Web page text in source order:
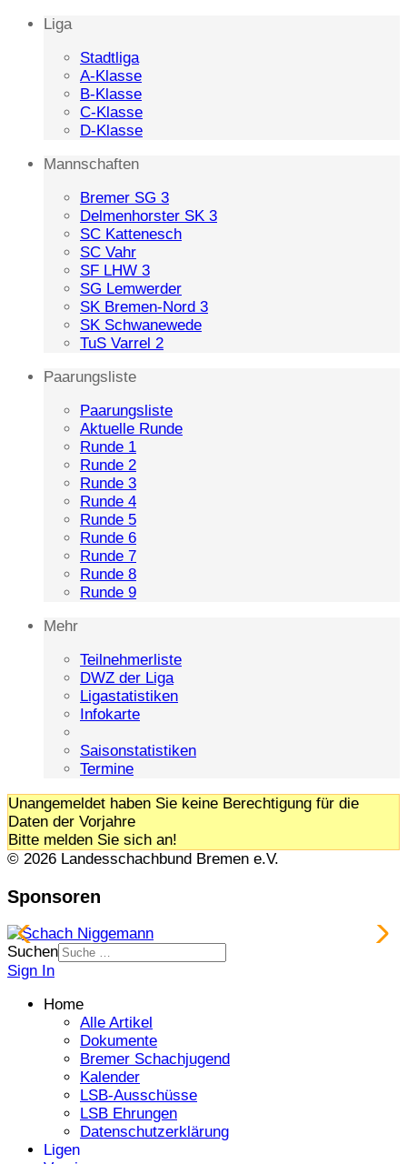
Liga
Stadtliga
A-Klasse
B-Klasse
C-Klasse
D-Klasse
Mannschaften
Bremer SG 3
Delmenhorster SK 3
SC Kattenesch
SC Vahr
SF LHW 3
SG Lemwerder
SK Bremen-Nord 3
SK Schwanewede
TuS Varrel 2
Paarungsliste
Paarungsliste
Aktuelle Runde
Runde 1
Runde 2
Runde 3
Runde 4
Runde 5
Runde 6
Runde 7
Runde 8
Runde 9
Mehr
Teilnehmerliste
DWZ der Liga
Ligastatistiken
Infokarte
Saisonstatistiken
Termine
Unangemeldet haben Sie keine Berechtigung für die
Daten der Vorjahre
Bitte melden Sie sich an!
© 2026 Landesschachbund Bremen e.V.
Sponsoren
Suchen
Sign In
Home
Alle Artikel
Dokumente
Bremer Schachjugend
Kalender
LSB-Ausschüsse
LSB Ehrungen
Datenschutzerklärung
Ligen